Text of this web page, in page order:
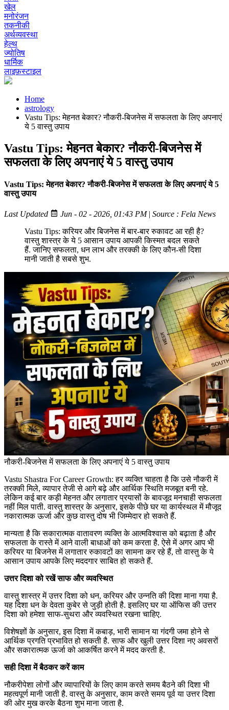
खेल
मनोरंजन
तकनीकी
अर्थव्यवस्था
हेल्थ
ज्योतिष
धार्मिक
लाइफ़स्टाइल
Home
astrology
Vastu Tips: मेहनत बेकार? नौकरी-बिजनेस में सफलता के लिए अपनाएं
ये 5 वास्तु उपाय
Vastu Tips: मेहनत बेकार? नौकरी-बिजनेस में
सफलता के लिए अपनाएं ये 5 वास्तु उपाय
Vastu Tips: मेहनत बेकार? नौकरी-बिजनेस में सफलता के लिए अपनाएं ये 5
वास्तु उपाय
Last Updated Jun - 02 - 2026, 01:43 PM| Source : Fela News
Vastu Tips: करियर और बिजनेस में बार-बार रुकावट आ रही है?
वास्तु शास्त्र के ये 5 आसान उपाय आपकी किस्मत बदल सकते
हैं. जानिए सफलता, धन लाभ और तरक्की के लिए कौन-सी दिशा
मानी जाती है सबसे शुभ.
नौकरी-बिजनेस में सफलता के लिए अपनाएं ये 5 वास्तु उपाय
Vastu Shastra For Career Growth: हर व्यक्ति चाहता है कि उसे नौकरी में
तरक्की मिले, व्यापार तेजी से आगे बढ़े और आर्थिक स्थिति मजबूत बनी रहे.
लेकिन कई बार कड़ी मेहनत और लगातार प्रयासों के बावजूद मनचाही सफलता
नहीं मिल पाती. वास्तु शास्त्र के अनुसार, इसके पीछे घर या कार्यस्थल में मौजूद
नकारात्मक ऊर्जा और कुछ वास्तु दोष भी जिम्मेदार हो सकते हैं.
मान्यता है कि सकारात्मक वातावरण व्यक्ति के आत्मविश्वास को बढ़ाता है और
सफलता के रास्ते में आने वाली बाधाओं को कम करता है. ऐसे में अगर आप भी
करियर या बिजनेस में लगातार रुकावटों का सामना कर रहे हैं, तो वास्तु के ये
आसान उपाय आपके लिए मददगार साबित हो सकते हैं.
उत्तर दिशा को रखें साफ और व्यवस्थित
वास्तु शास्त्र में उत्तर दिशा को धन, करियर और उन्नति की दिशा माना गया है.
यह दिशा धन के देवता कुबेर से जुड़ी होती है. इसलिए घर या ऑफिस की उत्तर
दिशा को हमेशा साफ-सुथरा और व्यवस्थित रखना चाहिए.
विशेषज्ञों के अनुसार, इस दिशा में कबाड़, भारी सामान या गंदगी जमा होने से
आर्थिक प्रगति प्रभावित हो सकती है. साफ और खुली उत्तर दिशा नए अवसरों
और सकारात्मक ऊर्जा को आकर्षित करने में मदद करती है.
सही दिशा में बैठकर करें काम
नौकरीपेशा लोगों और व्यापारियों के लिए काम करते समय बैठने की दिशा भी
महत्वपूर्ण मानी जाती है. वास्तु के अनुसार, काम करते समय पूर्व या उत्तर दिशा
की ओर मुख करके बैठना शुभ माना जाता है.